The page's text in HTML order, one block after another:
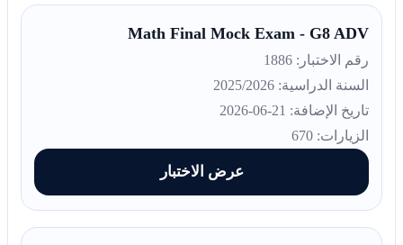
Math Final Mock Exam - G8 ADV
رقم الاختبار: 1886
السنة الدراسية: 2025/2026
تاريخ الإضافة: 21-06-2026
الزيارات: 670
عرض الاختبار